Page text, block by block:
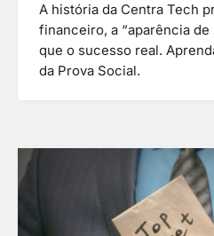
A história da Centra Tech
financeiro, a “aparência de
que o sucesso real.
da Prova Social.